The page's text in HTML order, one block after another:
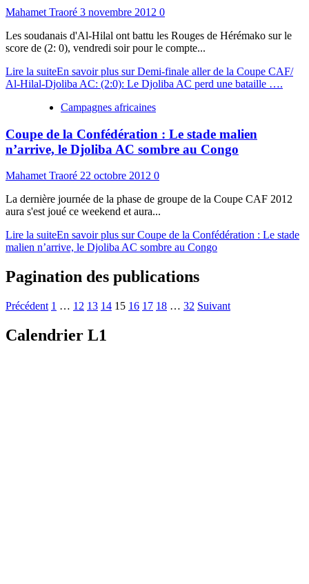
Mahamet Traoré 3 novembre 2012 0
Les soudanais d'Al-Hilal ont battu les Rouges de Hérémako sur le
score de (2: 0), vendredi soir pour le compte...
Lire la suiteEn savoir plus sur Demi-finale aller de la Coupe CAF/
Al-Hilal-Djoliba AC: (2:0): Le Djoliba AC perd une bataille ….
Campagnes africaines
Coupe de la Confédération : Le stade malien
n’arrive, le Djoliba AC sombre au Congo
Mahamet Traoré 22 octobre 2012 0
La dernière journée de la phase de groupe de la Coupe CAF 2012
aura s'est joué ce weekend et aura...
Lire la suiteEn savoir plus sur Coupe de la Confédération : Le stade
malien n’arrive, le Djoliba AC sombre au Congo
Pagination des publications
Précédent 1 … 12 13 14 15 16 17 18 … 32 Suivant
Calendrier L1